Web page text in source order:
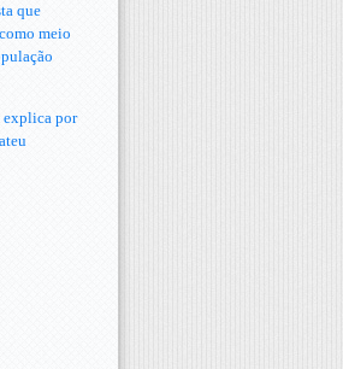
que
meio
explica por